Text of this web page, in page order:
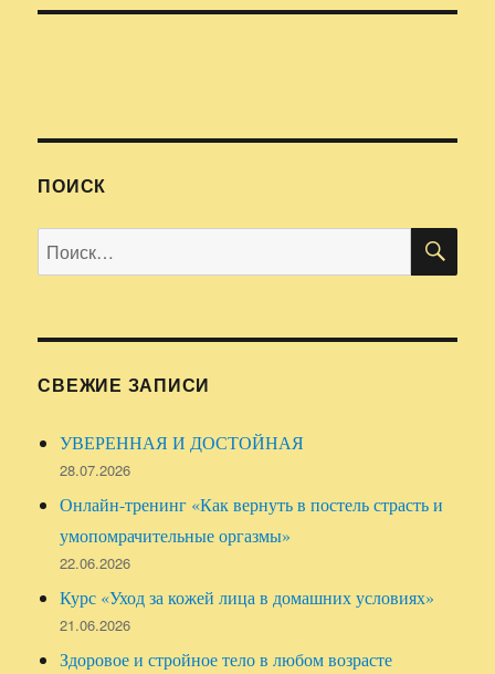
ПОИСК
Искать:
СВЕЖИЕ ЗАПИСИ
УВЕРЕННАЯ И ДОСТОЙНАЯ
28.07.2026
Онлайн-тренинг «Как вернуть в постель страсть и
умопомрачительные оргазмы»
22.06.2026
Курс «Уход за кожей лица в домашних условиях»
21.06.2026
Здоровое и стройное тело в любом возрасте